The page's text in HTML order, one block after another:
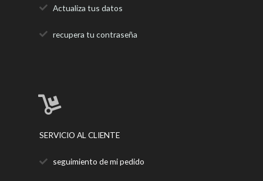
Actualiza tus datos
recupera tu contraseña
SERVICIO AL CLIENTE
seguimiento de mi pedido